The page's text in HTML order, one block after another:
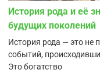
История рода и её
будущих поколений
История рода — это не
событий,
Это богатство